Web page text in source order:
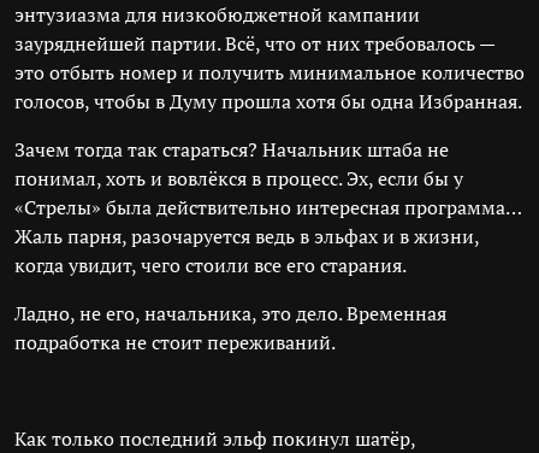
энтузиазма для низкобюджетной кампании
зауряднейшей партии. Всё, что от них требовалось —
это отбыть номер и получить минимальное количество
голосов, чтобы в Думу прошла хотя бы одна Избранная.
Зачем тогда так стараться? Начальник штаба не
понимал, хоть и вовлёкся в процесс. Эх, если бы у
«Стрелы» была действительно интересная программа…
Жаль парня, разочаруется ведь в эльфах и в жизни,
когда увидит, чего стоили все его старания.
Ладно, не его, начальника, это дело. Временная
подработка не стоит переживаний.
Как только последний эльф покинул шатёр,